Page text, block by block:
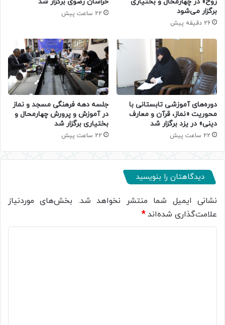
برگزار می‌شود
26 دقیقه پیش
22 ساعت پیش
دوره‌های آموزشی تابستانی با
محوریت «نماز، قرآن و معارف
دینی» در یزد برگزار شد
22 ساعت پیش
جلسه دهه فرهنگی مسجد و نماز
در آموزش و پرورش چهارمحال و
بختیاری برگزار شد
22 ساعت پیش
دیدگاهتان را بنویسید
نشانی ایمیل شما منتشر نخواهد شد. بخش‌های موردنیاز
علامت‌گذاری شده‌اند*